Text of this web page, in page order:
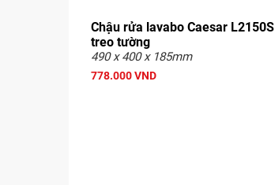
Chậu rửa lavabo Caesar L2150S
treo tường
490 x 400 x 185mm
778.000 VND